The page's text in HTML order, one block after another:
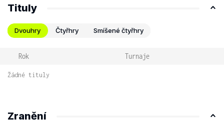
Tituly
Dvouhry Čtyřhry Smíšené čtyřhry
Rok Turnaje
Žádné tituly
Zranění